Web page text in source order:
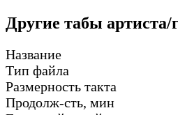
Другие табы
Название
Тип файла
Размерность такта
Продолж-сть, мин